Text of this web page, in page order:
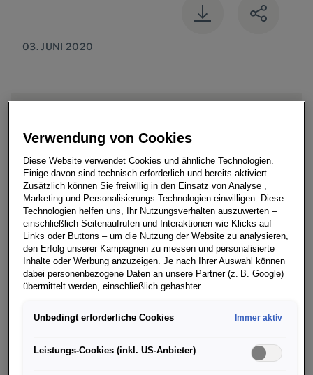
03. JUNI 2020
auf dem YouTube-Kanal von SEAT
- CASA SEAT ehrt die Heimatstadt Barcelona
sowie die Geschichte von SEAT
Bald ist es so weit: Die CASA SEAT öffnet erstmals am
Donnerstag, den 4. Juni ihre Pforten. Im Rahmen einer
Herzen Barcelonas vor. Verantwortliche von SEAT sowie
durch die verschiedenen Räume und präsentieren die
Verwendung von Cookies
Diese Website verwendet Cookies und ähnliche Technologien.
Einige davon sind technisch erforderlich und bereits aktiviert.
Zusätzlich können Sie freiwillig in den Einsatz von Analyse ,
Marketing und Personalisierungs-Technologien einwilligen. Diese
Technologien helfen uns, Ihr Nutzungsverhalten auszuwerten –
einschließlich Seitenaufrufen und Interaktionen wie Klicks auf
Links oder Buttons – um die Nutzung der Website zu analysieren,
den Erfolg unserer Kampagnen zu messen und personalisierte
Inhalte oder Werbung anzuzeigen. Je nach Ihrer Auswahl können
dabei personenbezogene Daten an unsere Partner (z. B. Google)
übermittelt werden, einschließlich gehashter
Dienste der Google Ireland Ltd., die personenbezogene Daten an
die Google LLC in den USA weiterleiten kann. In den USA besteht
Unbedingt erforderliche Cookies Immer aktiv
Leistungs-Cookies (inkl. US-Anbieter)